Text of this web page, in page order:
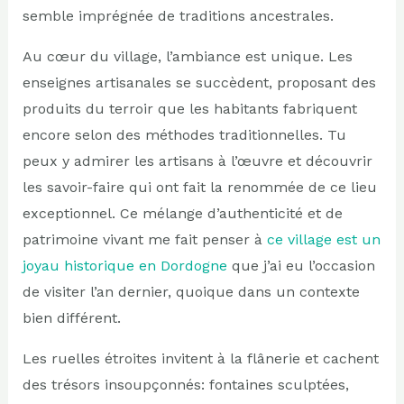
semble imprégnée de traditions ancestrales.
Au cœur du village, l’ambiance est unique. Les
enseignes artisanales se succèdent, proposant des
produits du terroir que les habitants fabriquent
encore selon des méthodes traditionnelles. Tu
peux y admirer les artisans à l’œuvre et découvrir
les savoir-faire qui ont fait la renommée de ce lieu
exceptionnel. Ce mélange d’authenticité et de
patrimoine vivant me fait penser à ce village est un
joyau historique en Dordogne que j’ai eu l’occasion
de visiter l’an dernier, quoique dans un contexte
bien différent.
Les ruelles étroites invitent à la flânerie et cachent
des trésors insoupçonnés: fontaines sculptées,